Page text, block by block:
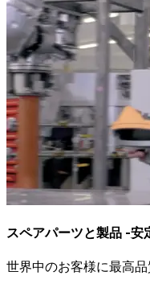
スペアパーツと製品 -安
世界中のお客様に最高